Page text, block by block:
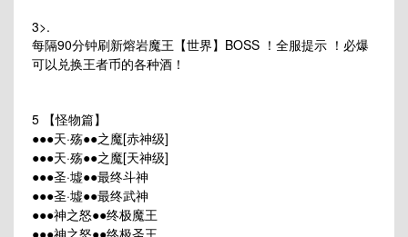
3>.
每隔90分钟刷新熔岩魔王【世界】BOSS ！全服提示 ！必爆
可以兑换王者币的各种酒！
5 【怪物篇】
●●●天·殇●●之魔[赤神级]
●●●天·殇●●之魔[天神级]
●●●圣·墟●●最终斗神
●●●圣·墟●●最终武神
●●●神之怒●●终极魔王